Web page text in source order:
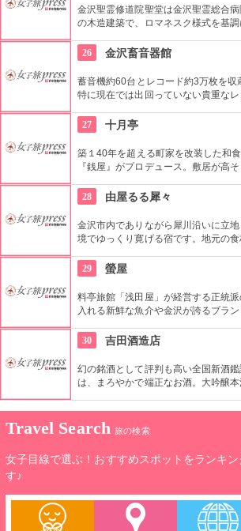
金沢聖霊修道院聖堂は金沢聖霊総合
の木造建築で、ロマネスク様式を基調
金沢らしい。
26 金沢畜音器館
蓄音機約60台とレコード約3万枚を収
特に現在では出回っていない貴重な
イメージしたレンガの建物も一見の価
27 十月亭
築１40年を超える町家を改装した和
『銭屋』がプロデュース。敷居が高
28
由屋るる犀々
金沢市内でありながら犀川沿いに立
境でゆっくり寛げる宿です。地元の食
圏内なので、観光の立地としても最高
29 螢屋
料亭旅館「浅田屋」が経営する正統
入れる新鮮な魚介や金沢が誇るブラ
懐石料理は、趣も華やかさもある、
30 吉田酒造店
幻の銘酒として評判も高い全国新酒鑑
は、まろやかで端正なお酒。大吟醸本
Travel Search 旅の検索
女子目線で選ぶ！おすすめスポットをランキ
す♪